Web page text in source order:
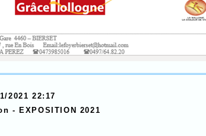
2021 22:17
- EXPOSITION 2021